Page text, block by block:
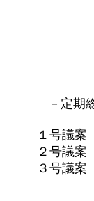
－定期
１号議
２号議
３号議